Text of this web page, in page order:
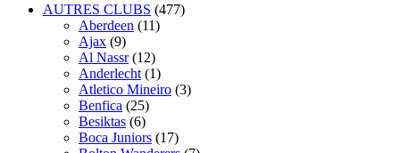
AUTRES CLUBS (477)
Aberdeen (11)
Ajax (9)
Al Nassr (12)
Anderlecht (1)
Atletico Mineiro (3)
Benfica (25)
Besiktas (6)
Boca Juniors (17)